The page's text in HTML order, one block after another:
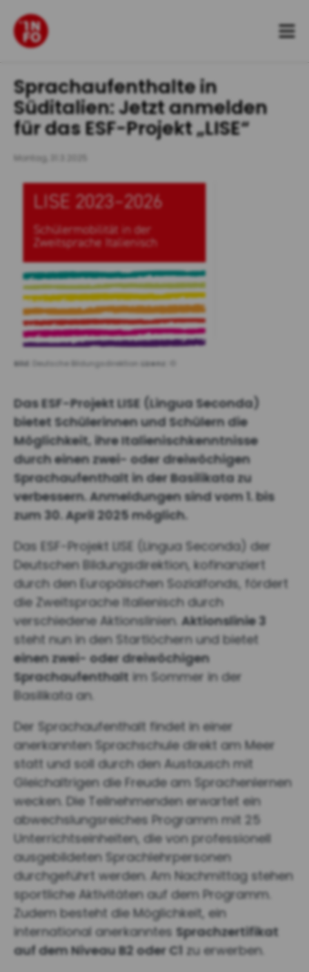
Zum
Inhalt
springen
Sprachaufenthalte in
Süditalien: Jetzt anmelden
für das ESF-Projekt „LISE“
Bild: Deutsche Bildungsdirektion Lizenz:
Das ESF-Projekt LISE (Lingua Seconda)
bietet Schülerinnen und Schülern die
Möglichkeit, ihre Italienischkenntnisse
durch einen zwei- oder dreiwöchigen
Sprachaufenthalt in der Basilikata zu
verbessern. Anmeldungen sind vom 1. bis
zum 30. April 2025 möglich.
Das ESF-Projekt LISE (Lingua Seconda) der
Deutschen Bildungsdirektion, kofinanziert
durch den Europäischen Sozialfonds, fördert
die Zweitsprache Italienisch durch
verschiedene Aktionslinien. Aktionslinie 3
steht nun in den Startlöchern und bietet
einen zwei- oder dreiwöchigen
Sprachaufenthalt im Sommer in der
Basilikata an.
Der Sprachaufenthalt findet in einer
anerkannten Sprachschule direkt am Meer
statt und soll durch den Austausch mit
Gleichaltrigen die Freude am Sprachenlernen
wecken. Die Teilnehmenden erwartet ein
abwechslungsreiches Programm mit 25
Unterrichtseinheiten, die von professionell
ausgebildeten Sprachlehrpersonen
durchgeführt werden. Am Nachmittag stehen
sportliche Aktivitäten auf dem Programm.
Zudem besteht die Möglichkeit, ein
international anerkanntes Sprachzertifikat
auf dem Niveau B2 oder C1 zu erwerben.